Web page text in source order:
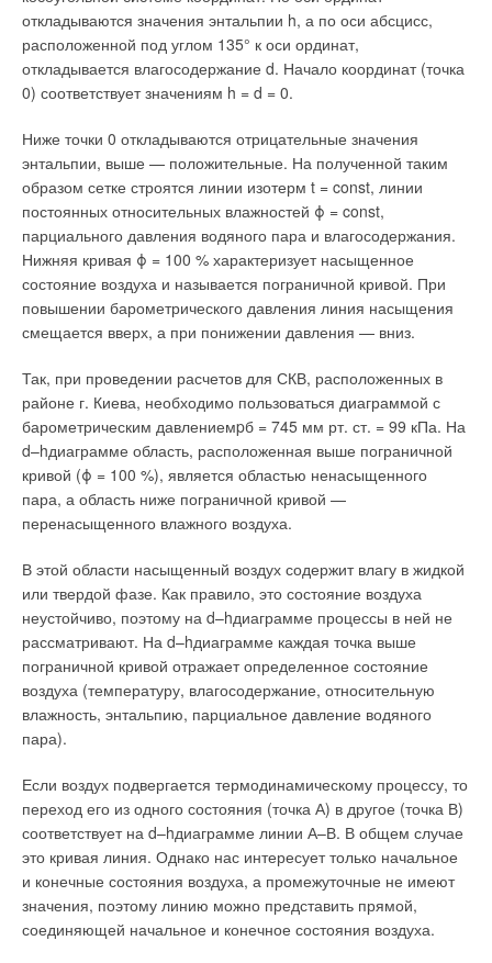
откладываются значения энтальпии h, а по оси абсцисс,
расположенной под углом 135° к оси ординат,
откладывается влагосодержание d. Начало координат (точка
0) соответствует значениям h = d = 0.
Ниже точки 0 откладываются отрицательные значения
энтальпии, выше — положительные. На полученной таким
образом сетке строятся линии изотерм t = const, линии
постоянных относительных влажностей ϕ = const,
парциального давления водяного пара и влагосодержания.
Нижняя кривая ϕ = 100 % характеризует насыщенное
состояние воздуха и называется пограничной кривой. При
повышении барометрического давления линия насыщения
смещается вверх, а при понижении давления — вниз.
Так, при проведении расчетов для СКВ, расположенных в
районе г. Киева, необходимо пользоваться диаграммой с
барометрическим давлениемpб = 745 мм рт. ст. = 99 кПа. На
d–hдиаграмме область, расположенная выше пограничной
кривой (ϕ = 100 %), является областью ненасыщенного
пара, а область ниже пограничной кривой —
перенасыщенного влажного воздуха.
В этой области насыщенный воздух содержит влагу в жидкой
или твердой фазе. Как правило, это состояние воздуха
неустойчиво, поэтому на d–hдиаграмме процессы в ней не
рассматривают. На d–hдиаграмме каждая точка выше
пограничной кривой отражает определенное состояние
воздуха (температуру, влагосодержание, относительную
влажность, энтальпию, парциальное давление водяного
пара).
Если воздух подвергается термодинамическому процессу, то
переход его из одного состояния (точка А) в другое (точка В)
соответствует на d–hдиаграмме линии А–В. В общем случае
это кривая линия. Однако нас интересует только начальное
и конечные состояния воздуха, а промежуточные не имеют
значения, поэтому линию можно представить прямой,
соединяющей начальное и конечное состояния воздуха.
выставок в области энергосбережения.
Подобные мероприятия способствуют и дополнительному
притоку инвестиций, что не может не сказаться на общих
Кадры решают всеДействительно, реализация столь
масштабных проектов была бы невозможна без привлечения
большого числа квалифицированных специалистов. Однако
в недалеком прошлом многие отрасли экономики
испытывали острый недостаток кадров, особенно
инженерных. В Екатеринбурге хорошо понимали, что эта
проблема не исчезнет сама собой, поэтому здесь решили
рассчитывать лишь на собственные силы.
Еще в 2002 г. при Уральском государственном техническом
университете (УГТУУПИ) в соответствии с указом
губернатора Свердловской области был создан
Региональный учебно-методический центр по сертификации
специалистов в области энергосбережения и управления
качеством (РУМЦ ЭС). Научное руководство деятельностью
центра осуществляет кафедра «Энергосбережение»
документации и учебно-методических материалов, обучение,
переподготовка и последующая сертификация специалистов
по энергосбережению.
Следует отметить, что обучение персонала проводится
непосредственно по месту работы. Это необыкновенно
эффективно, т.к. позволяет готовить специалистов без
отрыва от производства и учитывать в процессе обучения
контролирует качество учебного процесса в отраслевых
вузах, организует семинары, «круглые столы» и деловые
игры.
Чтобы закрепить достигнутый успех и обеспечить
долговременный эффект от проводимых мероприятий,
необходимо готовить будущие поколения специалистов,